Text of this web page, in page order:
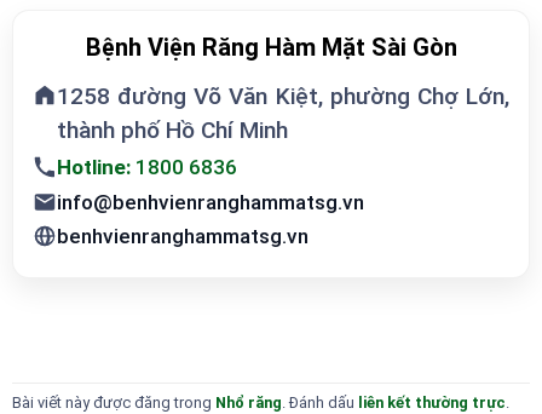
Bệnh Viện Răng Hàm Mặt Sài Gòn
1258 đường Võ Văn Kiệt, phường Chợ Lớn,
thành phố Hồ Chí Minh
Hotline: 1800 6836
info@benhvienranghammatsg.vn
benhvienranghammatsg.vn
Bài viết này được đăng trong Nhổ răng. Đánh dấu liên kết thường trực.